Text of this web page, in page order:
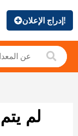
إدراج الإعلان!
لم